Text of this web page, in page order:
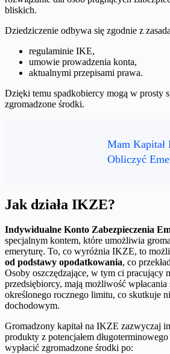
bliskich.
Dziedziczenie odbywa się zgodnie z
regulaminie IKE,
umowie prowadzenia konta,
aktualnymi przepisami prawa.
Dzięki temu spadkobiercy mogą w prosty
zgromadzone środki.
Mam Kapitał
Obliczyć
Jak działa IKZE?
Indywidualne Konto Zabezpieczenia
specjalnym kontem, które umożliwia
emeryturę. To, co wyróżnia IKZE, to
od podstawy opodatkowania, co
Osoby oszczędzające, w tym ci pracujący
przedsiębiorcy, mają możliwość
określonego rocznego limitu, co skutkuje
dochodowym.
Gromadzony kapitał na IKZE zazwyczaj
produkty z potencjałem
wypłacić zgromadzone środki po: